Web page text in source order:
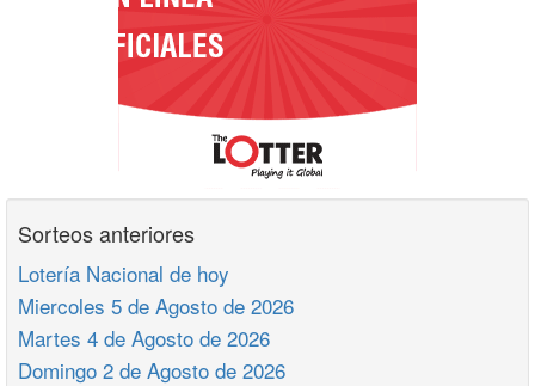
Sorteos anteriores
Lotería Nacional de hoy
Miercoles 5 de Agosto de 2026
Martes 4 de Agosto de 2026
Domingo 2 de Agosto de 2026